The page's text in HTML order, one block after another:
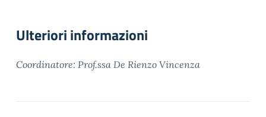
Ulteriori informazioni
Coordinatore: Prof.ssa De Rienzo Vincenza